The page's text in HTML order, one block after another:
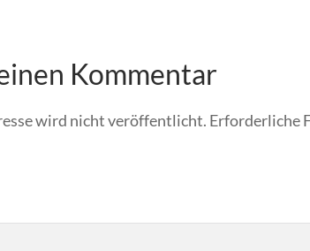
Kommentar
wird nicht veröffentlicht. Erforderliche